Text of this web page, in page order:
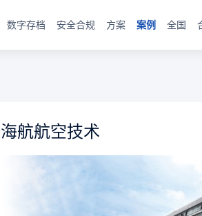
数字存档 安全合规 方案 案例 全国
海航航空技术